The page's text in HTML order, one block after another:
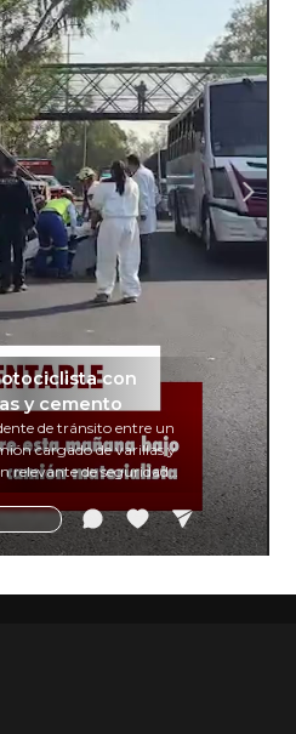
con
y cemento
de tránsito entre un
cargado de varillas y
relevante de seguridad
para motociclistas.